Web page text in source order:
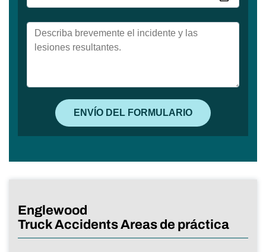
Englewood
Truck Accidents Areas de práctica